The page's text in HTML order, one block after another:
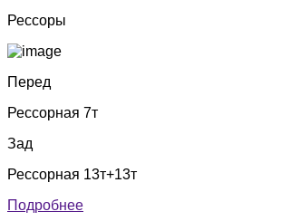
Рессоры
Перед
Рессорная 7т
Зад
Рессорная 13т+13т
Подробнее